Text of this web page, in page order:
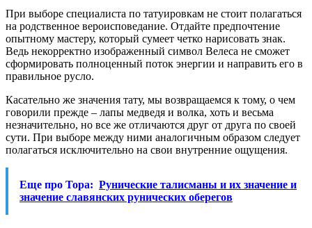
При выборе специалиста по татуировкам не стоит полагаться
на родственное вероисповедание. Отдайте предпочтение
опытному мастеру, который сумеет четко нарисовать знак.
Ведь некорректно изображенный символ Велеса не сможет
сформировать полноценный поток энергии и направить его в
правильное русло.
Касательно же значения тату, мы возвращаемся к тому, о чем
говорили прежде – лапы медведя и волка, хоть и весьма
незначительно, но все же отличаются друг от друга по своей
сути. При выборе между ними аналогичным образом следует
полагаться исключительно на свои внутренние ощущения.
Еще про Тора: Рунические талисманы и их значение и
значение славянских рунических оберегов